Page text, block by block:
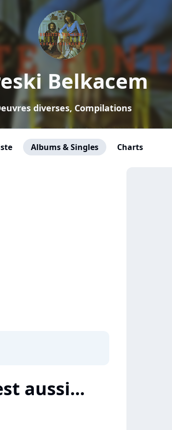
Belkacem
diverses, Compilations
Albums & Singles Charts
aussi...